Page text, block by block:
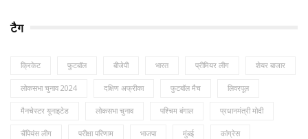
टैग
क्रिकेट फुटबॉल बीजेपी भारत प्रीमियर लीग शेयर बाजार
लोकसभा चुनाव 2024 दक्षिण अफ्रीका फुटबॉल मैच लिवरपूल
मैनचेस्टर यूनाइटेड लोकसभा चुनाव पश्चिम बंगाल प्रधानमंत्री मोदी
चैंपियंस लीग परीक्षा परिणाम भाजपा मुंबई कांग्रेस